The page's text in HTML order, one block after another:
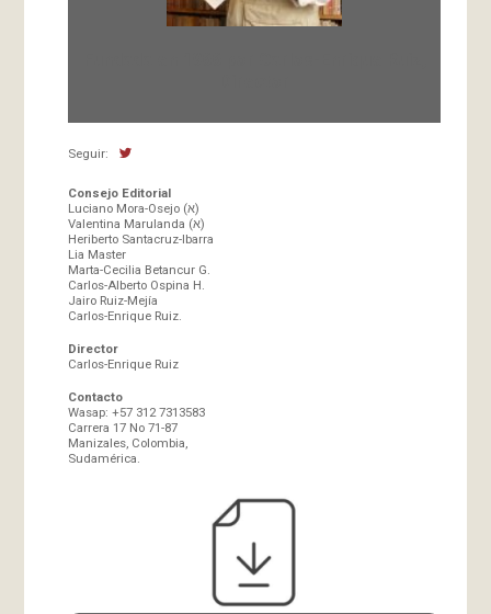
Seguir:
Consejo Editorial
Luciano Mora-Osejo (א)
Valentina Marulanda (א)
Heriberto Santacruz-Ibarra
Lia Master
Marta-Cecilia Betancur G.
Carlos-Alberto Ospina H.
Jairo Ruiz-Mejía
Carlos-Enrique Ruiz.
Director
Carlos-Enrique Ruiz
Contacto
Wasap: +57 312 7313583
Carrera 17 No 71-87
Manizales, Colombia,
Sudamérica.